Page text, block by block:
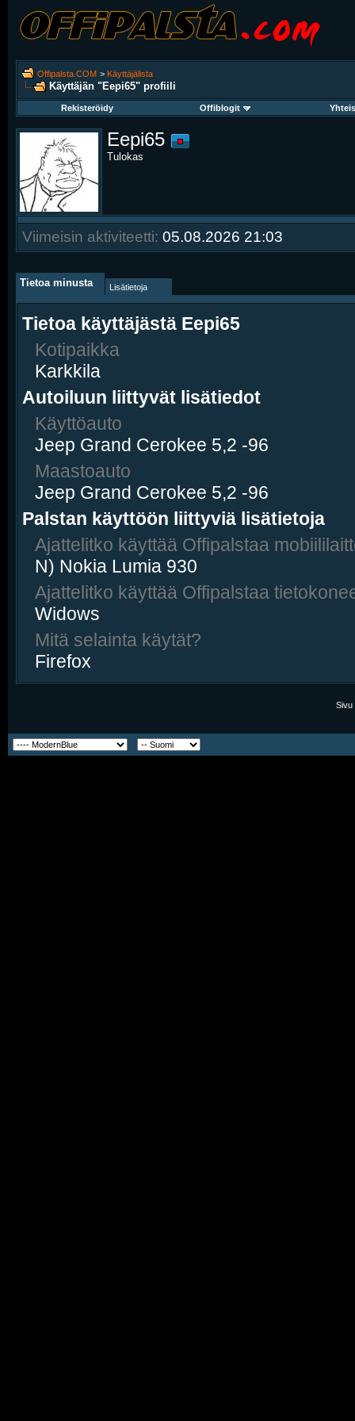
Offipalsta.COM > Käyttäjälista
Käyttäjän "Eepi65" profiili
Rekisteröidy Offiblogit
Eepi65
Tulokas
Viimeisin aktiviteetti: 05.08.2026 21:03
Tietoa minusta Lisätietoja
Tietoa käyttäjästä Eepi65
Kotipaikka
Karkkila
Autoiluun liittyvät lisätiedot
Käyttöauto
Jeep Grand Cerokee 5,2 -96
Maastoauto
Jeep Grand Cerokee 5,2 -96
Palstan käyttöön liittyviä lisätietoja
Ajattelitko käyttää Offipalstaa
N) Nokia Lumia 930
Ajattelitko käyttää Offipalstaa
Widows
Mitä selainta käytät?
Firefox
Sivu